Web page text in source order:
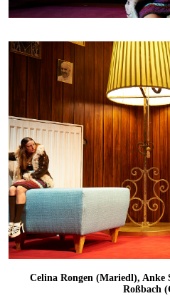
Celina Rongen (Mariedl),
Roßbach